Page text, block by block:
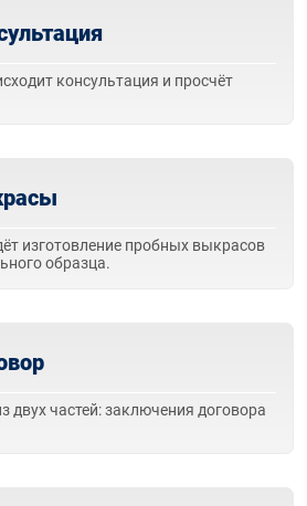
консультация и просчёт
изготовление пробных выкрасов
образца.
двух частей: заключения договора